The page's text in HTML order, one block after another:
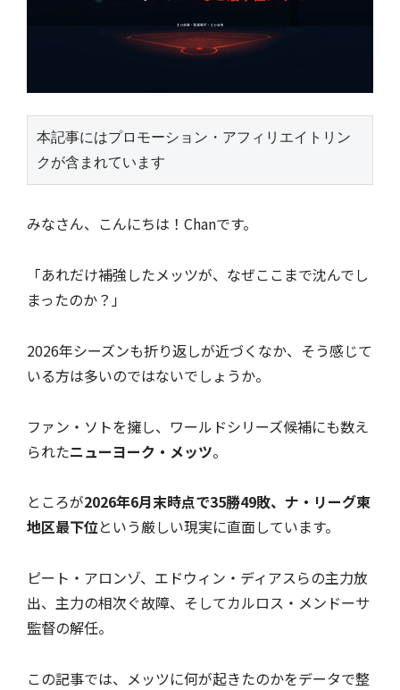
本記事にはプロモーション・アフィリエイトリン
クが含まれています
みなさん、こんにちは！Chanです。
「あれだけ補強したメッツが、なぜここまで沈んでし
まったのか？」
2026年シーズンも折り返しが近づくなか、そう感じて
いる方は多いのではないでしょうか。
ファン・ソトを擁し、ワールドシリーズ候補にも数え
られたニューヨーク・メッツ。
ところが2026年6月末時点で35勝49敗、ナ・リーグ東
地区最下位という厳しい現実に直面しています。
ピート・アロンゾ、エドウィン・ディアスらの主力放
出、主力の相次ぐ故障、そしてカルロス・メンドーサ
監督の解任。
この記事では、メッツに何が起きたのかをデータで整